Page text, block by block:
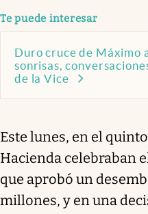
Te puede interesar
Duro cruce de Máximo
sonrisas,
de la Vice
Este lunes, en el
Hacienda celebraban
que aprobó un
millones, y en una